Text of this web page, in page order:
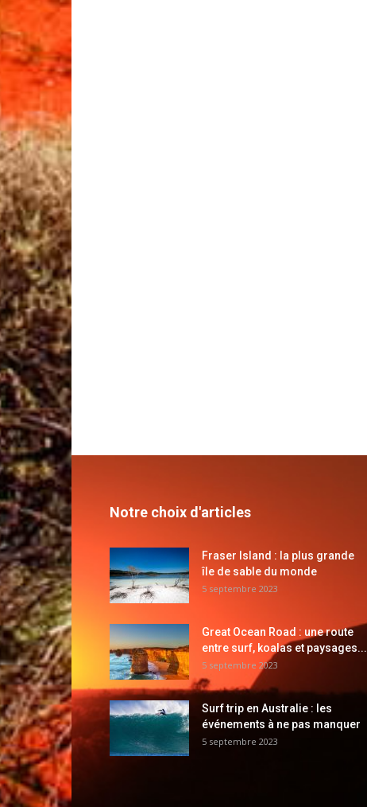
Notre choix d'articles
Fraser Island : la plus grande
île de sable du monde
5 septembre 2023
Great Ocean Road : une route
entre surf, koalas et paysages...
5 septembre 2023
Surf trip en Australie : les
événements à ne pas manquer
5 septembre 2023